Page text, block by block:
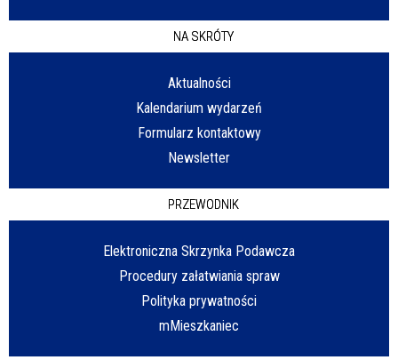
NA SKRÓTY
Aktualności
Kalendarium wydarzeń
Formularz kontaktowy
Newsletter
PRZEWODNIK
Elektroniczna Skrzynka Podawcza
Procedury załatwiania spraw
Polityka prywatności
mMieszkaniec